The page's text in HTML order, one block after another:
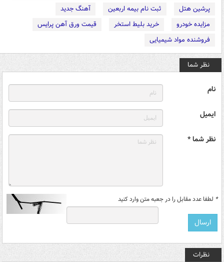
پرشین هتل
ثبت نام بیمه اربعین
آهنگ جدید
مزایده خودرو
خرید بلیط استخر
قیمت ورق آهن پرایس
فروشنده مواد شیمیایی
نظر شما
نام
ایمیل
نظر شما *
* لطفا عدد مقابل را در جعبه متن وارد کنید
نظرات